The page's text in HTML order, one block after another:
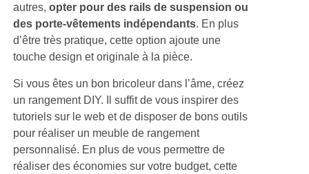
autres,opter pour des rails de suspension ou
des porte-vêtements indépendants. En plus
d’être très pratique, cette option ajoute une
touche design et originale à la pièce.
Si vous êtes un bon bricoleur dans l’âme, créez
un rangement DIY. Il suffit de vous inspirer des
tutoriels sur le web et de disposer de bons outils
pour réaliser un meuble de rangement
personnalisé. En plus de vous permettre de
réaliser des économies sur votre budget, cette